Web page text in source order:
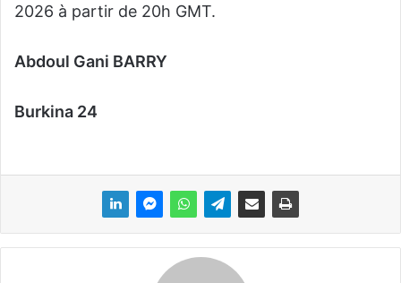
2026 à partir de 20h GMT.
Abdoul Gani BARRY
Burkina 24